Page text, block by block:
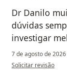
Dr Danilo
dúvidas
investigar
7 de agosto de 2026
na opinião do
Solicitar revisão